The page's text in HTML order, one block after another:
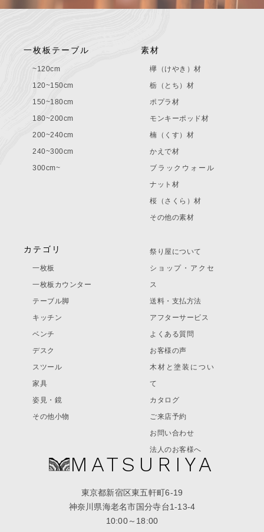
MATSURIYA
東京都新宿区東五軒町6-19
神奈川県海老名市国分寺台1-13-4
10:00～18:00
一枚板テーブル
~120cm
120~150cm
150~180cm
180~200cm
200~240cm
240~300cm
300cm~
素材
欅（けやき）材
栃（とち）材
ポプラ材
モンキーポッド材
楠（くす）材
かえで材
ブラックウォール
ナット材
桜（さくら）材
その他の素材
カテゴリ
一枚板
一枚板カウンター
テーブル脚
キッチン
ベンチ
デスク
スツール
家具
姿見・鏡
その他小物
祭り屋について
ショップ・アクセ
ス
送料・支払方法
アフターサービス
よくある質問
お客様の声
木材と塗装につい
て
カタログ
ご来店予約
お問い合わせ
法人のお客様へ